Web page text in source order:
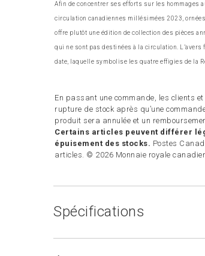
Afin de concentrer ses efforts sur les hommages
circulation canadiennes millésimées 2023,
offre plutôt une édition de collection des pièces
qui ne sont pas destinées à la circulation. L’avers
date, laquelle symbolise les quatre effigies de la
En passant une commande, les clients
rupture de stock après qu’une
produit sera annulée et un
Certains articles peuvent différer
épuisement des stocks. Postes
articles. © 2026 Monnaie royale
Spécifications